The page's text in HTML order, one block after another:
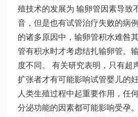
殖技术的发展为 输卵管因素导致
音，但是也有试管治疗失败的病
的诸多原因中，输卵管积水难咎
管有积水时才考虑结扎输卵管。
度不同。 有关研究表明，只有超
扩张者才有可能影响试管婴儿的
人类生殖过程中起重要作用，任
分泌功能的因素都可能影响受孕